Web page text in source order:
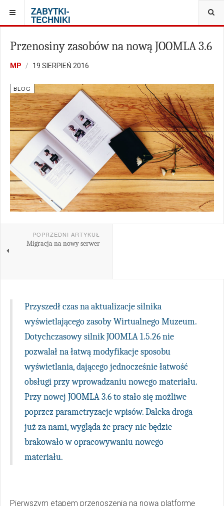
ZABYTKI-
TECHNIKI
Przenosiny zasobów na nową JOOMLA 3.6
MP 19 SIERPIEŃ 2016
BLOG
POPRZEDNI ARTYKUŁ
Migracja na nowy serwer
Przyszedł czas na aktualizacje silnika
wyświetlającego zasoby Wirtualnego Muzeum.
Dotychczasowy silnik JOOMLA 1.5.26 nie
pozwalał na łatwą modyfikacje sposobu
wyświetlania, dającego jednocześnie łatwość
obsługi przy wprowadzaniu nowego materiału.
Przy nowej JOOMLA 3.6 to stało się możliwe
poprzez parametryzacje wpisów. Daleka droga
już za nami, wygląda że pracy nie będzie
brakowało w opracowywaniu nowego
materiału.
Pierwszym etapem przenoszenia na nową platformę